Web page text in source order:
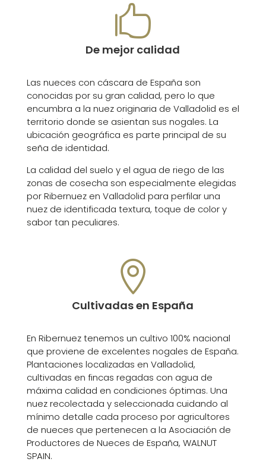

De mejor calidad
Las nueces con cáscara de España son
conocidas por su gran calidad, pero lo que
encumbra a la nuez originaria de Valladolid es el
territorio donde se asientan sus nogales. La
ubicación geográfica es parte principal de su
seña de identidad.
La calidad del suelo y el agua de riego de las
zonas de cosecha son especialmente elegidas
por Ribernuez en Valladolid para perfilar una
nuez de identificada textura, toque de color y
sabor tan peculiares.

Cultivadas en España
En Ribernuez tenemos un cultivo 100% nacional
que proviene de excelentes nogales de España.
Plantaciones localizadas en Valladolid,
cultivadas en fincas regadas con agua de
máxima calidad en condiciones óptimas. Una
nuez recolectada y seleccionada cuidando al
mínimo detalle cada proceso por agricultores
de nueces que pertenecen a la Asociación de
Productores de Nueces de España, WALNUT
SPAIN.